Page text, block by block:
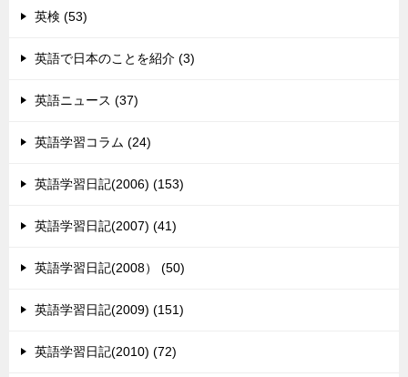
英検 (53)
英語で日本のことを紹介 (3)
英語ニュース (37)
英語学習コラム (24)
英語学習日記(2006) (153)
英語学習日記(2007) (41)
英語学習日記(2008） (50)
英語学習日記(2009) (151)
英語学習日記(2010) (72)